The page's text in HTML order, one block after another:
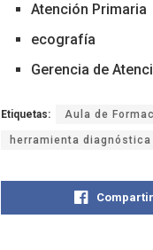
Atención Primaria
ecografía
Gerencia de
Etiquetas: Aula de
herramienta diagnóstica
Compartir